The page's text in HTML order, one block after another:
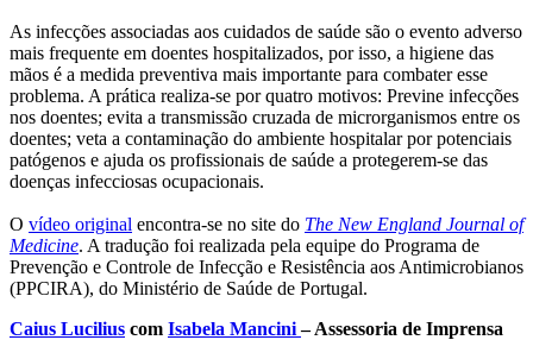
As infecções associadas aos cuidados de saúde são o evento adverso
mais frequente em doentes hospitalizados, por isso, a higiene das
mãos é a medida preventiva mais importante para combater esse
problema. A prática realiza-se por quatro motivos: Previne infecções
nos doentes; evita a transmissão cruzada de microrganismos entre os
doentes; veta a contaminação do ambiente hospitalar por potenciais
patógenos e ajuda os profissionais de saúde a protegerem-se das
doenças infecciosas ocupacionais.
O vídeo original encontra-se no site do The New England Journal of
Medicine. A tradução foi realizada pela equipe do Programa de
Prevenção e Controle de Infecção e Resistência aos Antimicrobianos
(PPCIRA), do Ministério de Saúde de Portugal.
Caius Lucilius com Isabela Mancini– Assessoria de Imprensa